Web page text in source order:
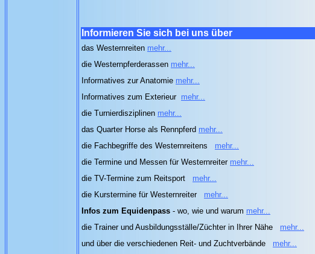
Informieren Sie sich bei uns über
das Westernreiten mehr...
die Westernpferderassen mehr...
Informatives zur Anatomie mehr...
Informatives zum Exterieur mehr...
die Turnierdisziplinen mehr...
das Quarter Horse als Rennpferd mehr...
die Fachbegriffe des Westernreitens
mehr...
die Termine und Messen für Westernreiter mehr...
die TV-Termine zum Reitsport
mehr...
die Kurstermine für Westernreiter
mehr...
Infos zum Equidenpass - wo, wie und warum mehr...
die Trainer und Ausbildungsställe/Züchter in Ihrer Nähe
mehr...
und über die verschiedenen Reit- und Zuchtverbände
mehr...